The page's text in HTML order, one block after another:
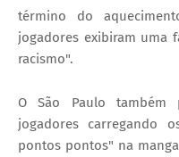
término do
jogadores exibiram uma
racismo".
O São Paulo também
jogadores carregando
pontos pontos" na